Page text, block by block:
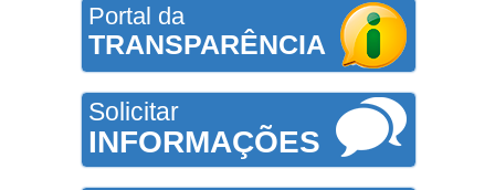
Portal da
TRANSPARÊNCIA
Solicitar
INFORMAÇÕES